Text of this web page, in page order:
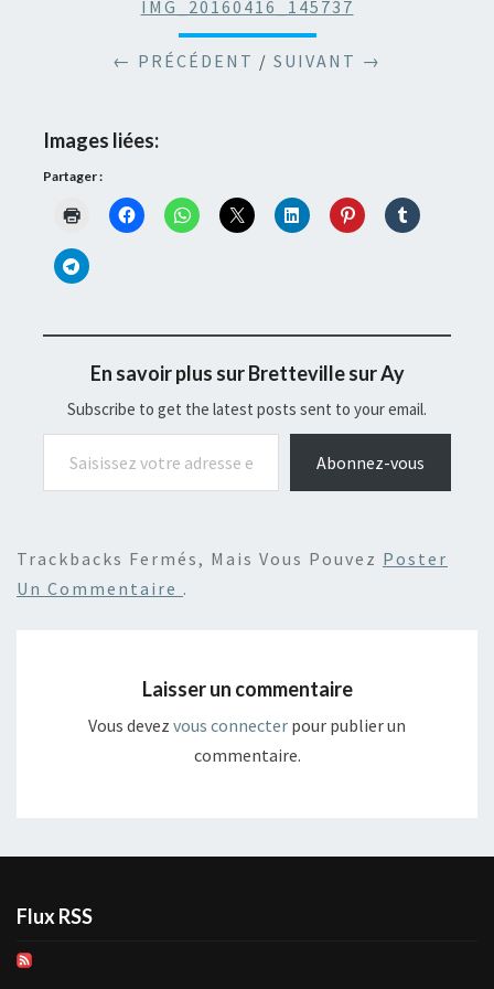
IMG_20160416_145737
← PRÉCÉDENT / SUIVANT →
Images liées:
Partager :
En savoir plus sur Bretteville sur Ay
Subscribe to get the latest posts sent to your email.
Saisissez votre adresse e-mail…
Abonnez-vous
Trackbacks Fermés, Mais Vous Pouvez Poster
Un Commentaire .
Laisser un commentaire
Vous devez vous connecter pour publier un
commentaire.
Flux RSS